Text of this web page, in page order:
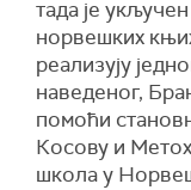
тада је
норвешких
реализују
наведеног,
помоћи
Косову и
школа у